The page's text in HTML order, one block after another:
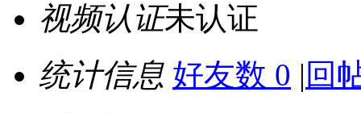
视频认证未认证
统计信息 好友数 0 | 回